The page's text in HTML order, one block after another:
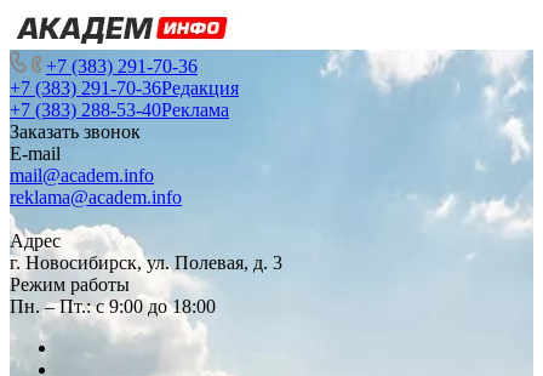
+7 (383) 291-70-36
+7 (383) 291-70-36Редакция
+7 (383) 288-53-40Реклама
Заказать звонок
E-mail
mail@academ.info
reklama@academ.info
Адрес
г. Новосибирск, ул. Полевая, д. 3
Режим работы
Пн. – Пт.: с 9:00 до 18:00